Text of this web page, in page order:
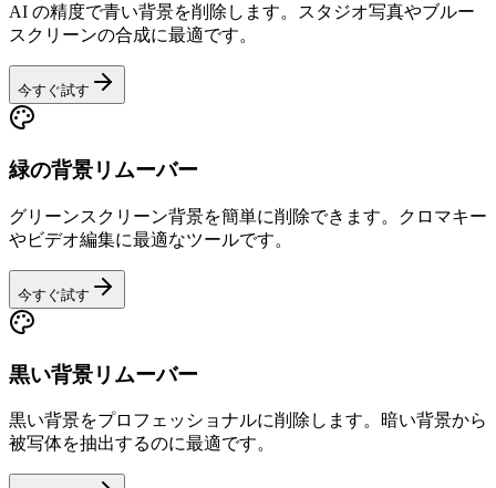
AI の精度で青い背景を削除します。スタジオ写真やブルー
スクリーンの合成に最適です。
今すぐ試す
緑の背景リムーバー
グリーンスクリーン背景を簡単に削除できます。クロマキー
やビデオ編集に最適なツールです。
今すぐ試す
黒い背景リムーバー
黒い背景をプロフェッショナルに削除します。暗い背景から
被写体を抽出するのに最適です。